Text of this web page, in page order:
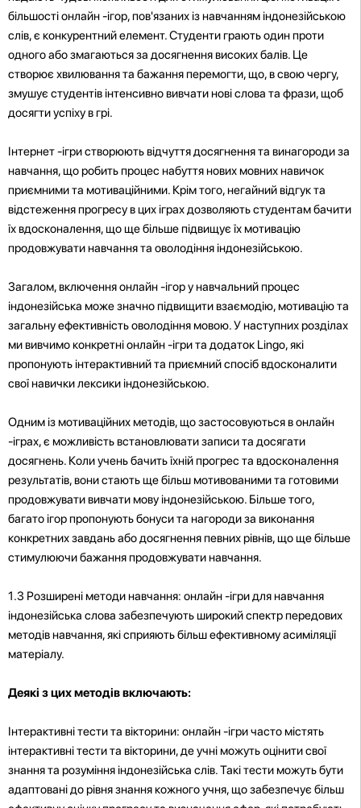
більшості онлайн -ігор, пов'язаних із навчанням індонезійською
слів, є конкурентний елемент. Студенти грають один проти
одного або змагаються за досягнення високих балів. Це
створює хвилювання та бажання перемогти, що, в свою чергу,
змушує студентів інтенсивно вивчати нові слова та фрази, щоб
досягти успіху в грі.
Інтернет -ігри створюють відчуття досягнення та винагороди за
навчання, що робить процес набуття нових мовних навичок
приємними та мотиваційними. Крім того, негайний відгук та
відстеження прогресу в цих іграх дозволяють студентам бачити
їх вдосконалення, що ще більше підвищує їх мотивацію
продовжувати навчання та оволодіння індонезійською.
Загалом, включення онлайн -ігор у навчальний процес
індонезійська може значно підвищити взаємодію, мотивацію та
загальну ефективність оволодіння мовою. У наступних розділах
ми вивчимо конкретні онлайн -ігри та додаток Lingo, які
пропонують інтерактивний та приємний спосіб вдосконалити
свої навички лексики індонезійською.
Одним із мотиваційних методів, що застосовуються в онлайн
-іграх, є можливість встановлювати записи та досягати
досягнень. Коли учень бачить їхній прогрес та вдосконалення
результатів, вони стають ще більш мотивованими та готовими
продовжувати вивчати мову індонезійською. Більше того,
багато ігор пропонують бонуси та нагороди за виконання
конкретних завдань або досягнення певних рівнів, що ще більше
стимулюючи бажання продовжувати навчання.
1.3 Розширені методи навчання: онлайн -ігри для навчання
індонезійська слова забезпечують широкий спектр передових
методів навчання, які сприяють більш ефективному асиміляції
матеріалу.
Деякі з цих методів включають:
Інтерактивні тести та вікторини: онлайн -ігри часто містять
інтерактивні тести та вікторини, де учні можуть оцінити свої
знання та розуміння індонезійська слів. Такі тести можуть бути
адаптовані до рівня знання кожного учня, що забезпечує більш